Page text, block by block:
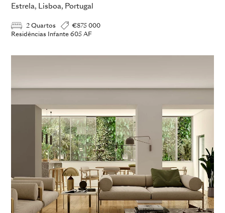
Estrela, Lisboa, Portugal
2 Quartos
€875 000
Residências Infante 605 AF